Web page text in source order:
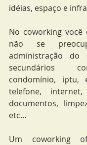
idéias, espaço e
No coworking você
não se
administração do
secundários
condomínio, iptu,
telefone,
documentos,
etc...
Um coworking